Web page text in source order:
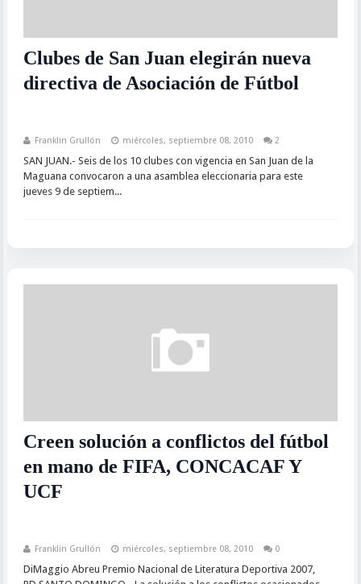
Clubes de San Juan elegirán nueva
directiva de Asociación de Fútbol
Franklin Grullón miércoles, septiembre 08, 2010 2
SAN JUAN.- Seis de los 10 clubes con vigencia en San Juan de la
Maguana convocaron a una asamblea eleccionaria para este
jueves 9 de septiem...
Creen solución a conflictos del fútbol
en mano de FIFA, CONCACAF Y
UCF
Franklin Grullón miércoles, septiembre 08, 2010 0
DiMaggio Abreu Premio Nacional de Literatura Deportiva 2007,